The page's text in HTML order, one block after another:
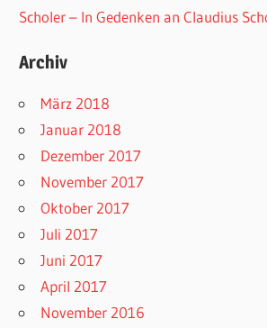
Scholer – In Gedenken an Claudius
Archiv
März 2018
Januar 2018
Dezember 2017
November 2017
Oktober 2017
Juli 2017
Juni 2017
April 2017
November 2016